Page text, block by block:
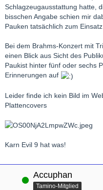
Schlagzeugausstattung hatte,
bisschen Angabe schien mir
Pauken tatsächlich zum
Bei dem Brahms-Konzert mit
einen Blick aus Sicht des
Paukist hinter fünf oder sechs
Erinnerungen auf
Leider finde ich kein Bild im
Plattencovers
Karn Evil 9 hat was!
Online Accuphan
Tamino-Mitglied